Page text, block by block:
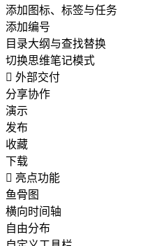
添加图标、标签与任务
添加编号
目录大纲与查找替换
切换思维笔记模式
 外部交付
分享协作
演示
发布
收藏
下载
 亮点功能
鱼骨图
横向时间轴
自由分布